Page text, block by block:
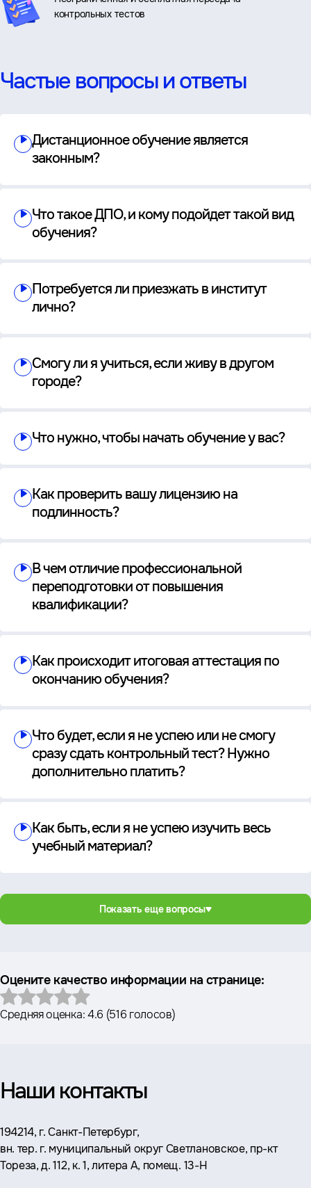
контрольных тестов
Частые вопросы и ответы
Дистанционное обучение является
законным?
Что такое ДПО, и кому подойдет такой вид
обучения?
Потребуется ли приезжать в институт
лично?
Смогу ли я учиться, если живу в другом
городе?
Что нужно, чтобы начать обучение у вас?
Как проверить вашу лицензию на
подлинность?
В чем отличие профессиональной
переподготовки от повышения
квалификации?
Как происходит итоговая аттестация по
окончанию обучения?
Что будет, если я не успею или не смогу
сразу сдать контрольный тест? Нужно
дополнительно платить?
Как быть, если я не успею изучить весь
учебный материал?
Показать еще вопросы
Оцените качество информации на странице:
Средняя оценка:4.6 (516 голосов)
Наши контакты
Адрес:
194214, г. Санкт-Петербург,
вн. тер. г. муниципальный округ Светлановское, пр-кт
Тореза, д. 112, к. 1, литера А, помещ. 13-Н